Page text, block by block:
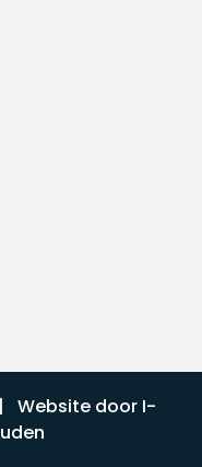
Website door I-